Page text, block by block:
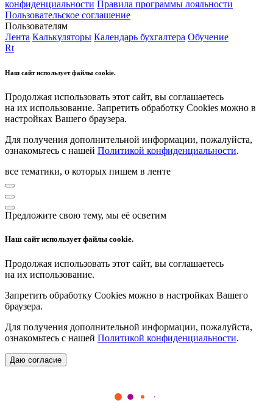
конфиденциальности Правила программы лояльности
Пользовательское соглашение
Пользователям
Лента Калькуляторы Календарь бухгалтера Обучение
Rt
Наш сайт использует файлы cookie.
Продолжая использовать этот сайт, вы соглашаетесь
на их использование. Запретить обработку Cookies можно в
настройках Вашего браузера.
Для получения дополнительной информации, пожалуйста,
ознакомьтесь с нашей Политикой конфиденциальности.
все тематики, о которых пишем в ленте
Предложите свою тему, мы её осветим
Наш сайт использует файлы cookie.
Продолжая использовать этот сайт, вы соглашаетесь
на их использование.
Запретить обработку Cookies можно в настройках Вашего
браузера.
Для получения дополнительной информации, пожалуйста,
ознакомьтесь с нашей Политикой конфиденциальности.
Даю согласие